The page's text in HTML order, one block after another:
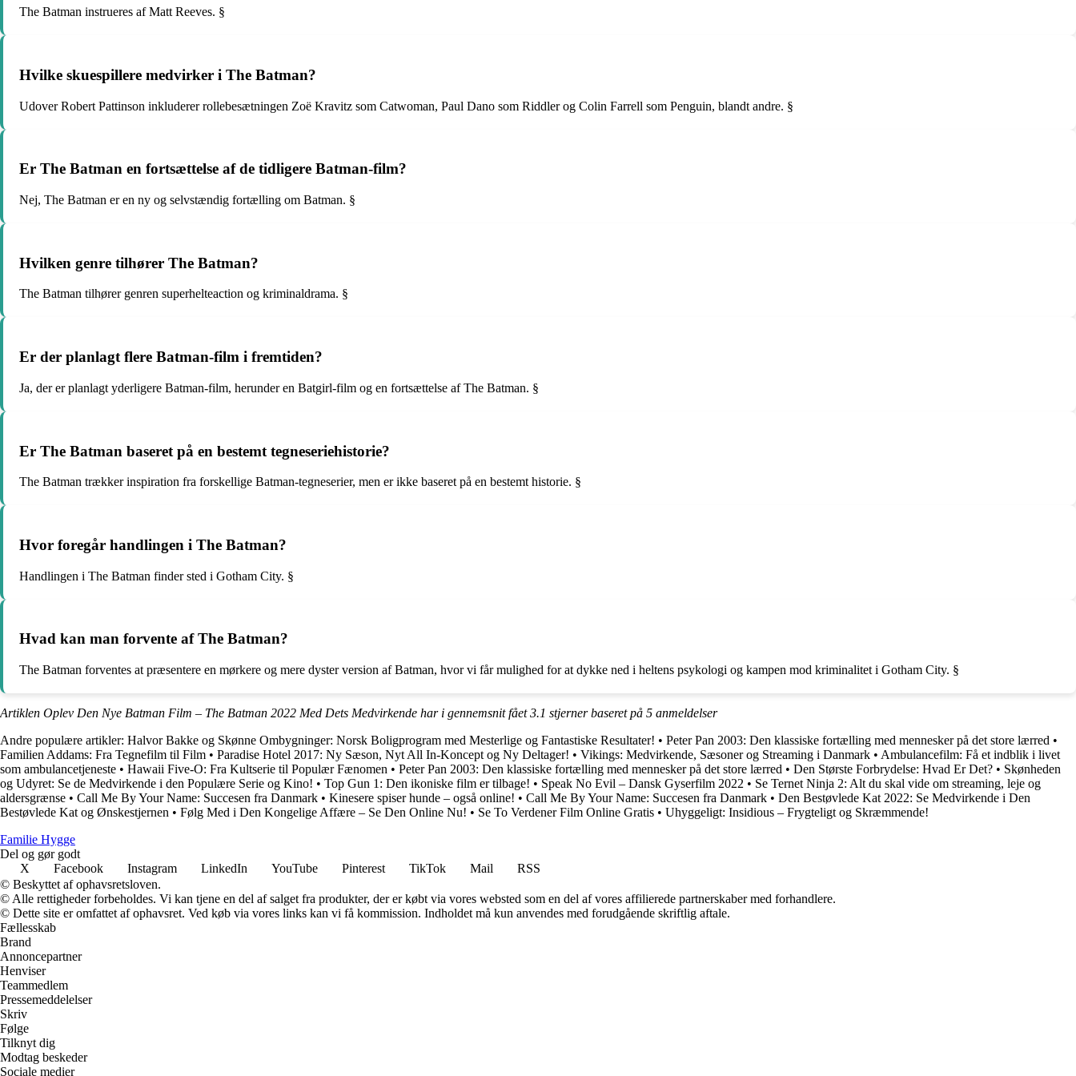
The Batman instrueres af Matt Reeves. §
Hvilke skuespillere medvirker i The Batman?
Udover Robert Pattinson inkluderer rollebesætningen Zoë Kravitz som Catwoman, Paul Dano som Riddler og Colin Farrell som Penguin, blandt andre. §
Er The Batman en fortsættelse af de tidligere Batman-film?
Nej, The Batman er en ny og selvstændig fortælling om Batman. §
Hvilken genre tilhører The Batman?
The Batman tilhører genren superhelteaction og kriminaldrama. §
Er der planlagt flere Batman-film i fremtiden?
Ja, der er planlagt yderligere Batman-film, herunder en Batgirl-film og en fortsættelse af The Batman. §
Er The Batman baseret på en bestemt tegneseriehistorie?
The Batman trækker inspiration fra forskellige Batman-tegneserier, men er ikke baseret på en bestemt historie. §
Hvor foregår handlingen i The Batman?
Handlingen i The Batman finder sted i Gotham City. §
Hvad kan man forvente af The Batman?
The Batman forventes at præsentere en mørkere og mere dyster version af Batman, hvor vi får mulighed for at dykke ned i heltens psykologi og kampen mod kriminalitet i Gotham City. §
Artiklen Oplev Den Nye Batman Film – The Batman 2022 Med Dets Medvirkende har i gennemsnit fået3.1 stjerner baseret på 5 anmeldelser
Andre populære artikler: Halvor Bakke og Skønne Ombygninger: Norsk Boligprogram med Mesterlige og Fantastiske Resultater! • Peter Pan 2003: Den klassiske fortælling med mennesker på det store lærred •
Familien Addams: Fra Tegnefilm til Film • Paradise Hotel 2017: Ny Sæson, Nyt All In-Koncept og Ny Deltager! • Vikings: Medvirkende, Sæsoner og Streaming i Danmark • Ambulancefilm: Få et indblik i livet
som ambulancetjeneste • Hawaii Five-O: Fra Kultserie til Populær Fænomen • Peter Pan 2003: Den klassiske fortælling med mennesker på det store lærred • Den Største Forbrydelse: Hvad Er Det? • Skønheden
og Udyret: Se de Medvirkende i den Populære Serie og Kino! • Top Gun 1: Den ikoniske film er tilbage! • Speak No Evil – Dansk Gyserfilm 2022 • Se Ternet Ninja 2: Alt du skal vide om streaming, leje og
aldersgrænse • Call Me By Your Name: Succesen fra Danmark • Kinesere spiser hunde – også online! • Call Me By Your Name: Succesen fra Danmark • Den Bestøvlede Kat 2022: Se Medvirkende i Den
Bestøvlede Kat og Ønskestjernen • Følg Med i Den Kongelige Affære – Se Den Online Nu! • Se To Verdener Film Online Gratis • Uhyggeligt: Insidious – Frygteligt og Skræmmende!
Familie Hygge
Del og gør godt
X
Facebook Instagram LinkedIn YouTube Pinterest TikTok Mail
RSS
© Beskyttet af ophavsretsloven.
© Alle rettigheder forbeholdes. Vi kan tjene en del af salget fra produkter, der er købt via vores websted som en del af vores affilierede partnerskaber med forhandlere.
© Dette site er omfattet af ophavsret. Ved køb via vores links kan vi få kommission. Indholdet må kun anvendes med forudgående skriftlig aftale.
Fællesskab
Brand
Annoncepartner
Henviser
Teammedlem
Pressemeddelelser
Skriv
Følge
Tilknyt dig
Modtag beskeder
Sociale medier